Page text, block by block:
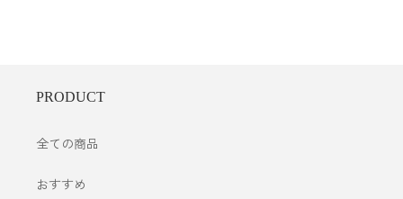
PRODUCT
全ての商品
おすすめ